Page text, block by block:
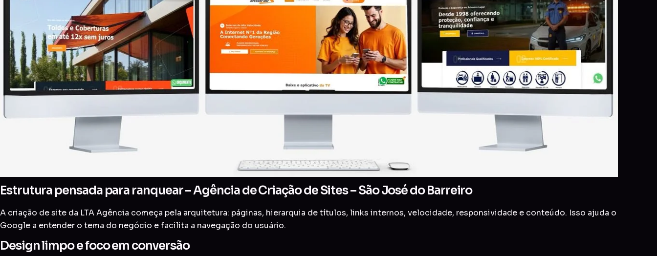
Estrutura pensada para ranquear – Agência de Criação de Sites – São José do Barreiro
A criação de site da LTA Agência começa pela arquitetura: páginas, hierarquia de títulos, links internos, velocidade, responsividade e conteúdo. Isso ajuda o
Google a entender o tema do negócio e facilita a navegação do usuário.
Design limpo e foco em conversão